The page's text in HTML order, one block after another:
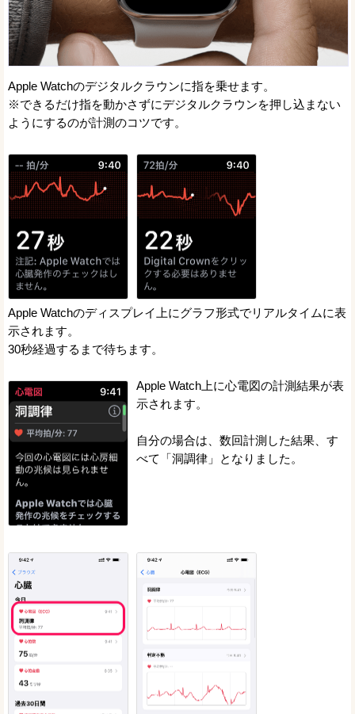
Apple Watchのデジタルクラウンに指を乗せます。
※できるだけ指を動かさずにデジタルクラウンを押し込まない
ようにするのが計測のコツです。
Apple Watchのディスプレイ上にグラフ形式でリアルタイムに表
示されます。
30秒経過するまで待ちます。
Apple Watch上に心電図の計測結果が表
示されます。
自分の場合は、数回計測した結果、す
べて「洞調律」となりました。